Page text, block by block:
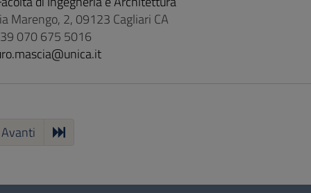
Marengo, 2, 09123 Cagliari CA
070 675 5016
Avanti